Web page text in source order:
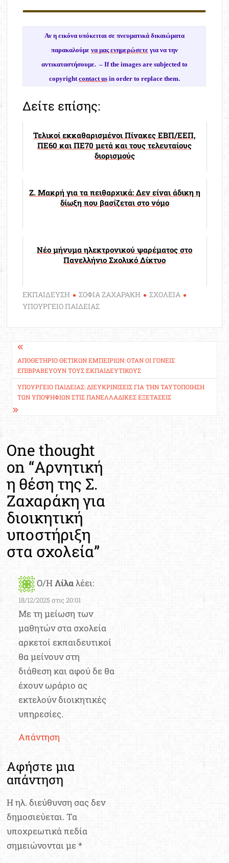
Αν η εικόνα υπόκειται σε πνευματικά δικαιώματα
παρακαλούμε να μας ενημερώσετεγια να την
αντικαταστήσουμε. – If the images are subjected to
copyright contact usin order to replace them.
Δείτε επίσης:
Τελικοί εκκαθαρισμένοι Πίνακες ΕΒΠ/ΕΕΠ,
ΠΕ60 και ΠΕ70 μετά και τους τελευταίους
διορισμούς
Ζ. Μακρή για τα πειθαρχικά: Δεν είναι άδικη η
δίωξη που βασίζεται στο νόμο
Νέο μήνυμα ηλεκτρονικού ψαρέματος στο
Πανελλήνιο Σχολικό Δίκτυο
ΕΚΠΑΙΔΕΥΣΗ ΣΟΦΙΑ ΖΑΧΑΡΑΚΗ
ΣΧΟΛΕΙΑ
ΥΠΟΥΡΓΕΙΟ ΠΑΙΔΕΙΑΣ
Πλοήγηση
άρθρων
ΑΠΟΘΕΤΉΡΙΟ ΘΕΤΙΚΏΝ ΕΜΠΕΙΡΙΏΝ: ΌΤΑΝ ΟΙ ΓΟΝΕΊΣ
ΕΠΙΒΡΑΒΕΎΟΥΝ ΤΟΥΣ ΕΚΠΑΙΔΕΥΤΙΚΟΎΣ
ΥΠΟΥΡΓΕΊΟ ΠΑΙΔΕΊΑΣ: ΔΙΕΥΚΡΙΝΊΣΕΙΣ ΓΙΑ ΤΗΝ ΤΑΥΤΟΠΟΊΗΣΗ
ΤΩΝ ΥΠΟΨΗΦΊΩΝ ΣΤΙΣ ΠΑΝΕΛΛΑΔΙΚΈΣ ΕΞΕΤΆΣΕΙΣ
One thought
on “Αρνητική
η θέση της Σ.
Ζαχαράκη για
διοικητική
υποστήριξη
στα σχολεία”
Ο/ΗΛίλαλέει:
18/12/2025 στις 20:01
Με τη μείωση των
μαθητών στα σχολεία
αρκετοί εκπαιδευτικοί
θα μείνουν στη
διάθεση και αφού δε θα
έχουν ωράριο ας
εκτελούν διοικητικές
υπηρεσίες.
Απάντηση
Αφήστε μια
απάντηση
Η ηλ. διεύθυνση σας δεν
δημοσιεύεται. Τα
υποχρεωτικά πεδία
σημειώνονται με*